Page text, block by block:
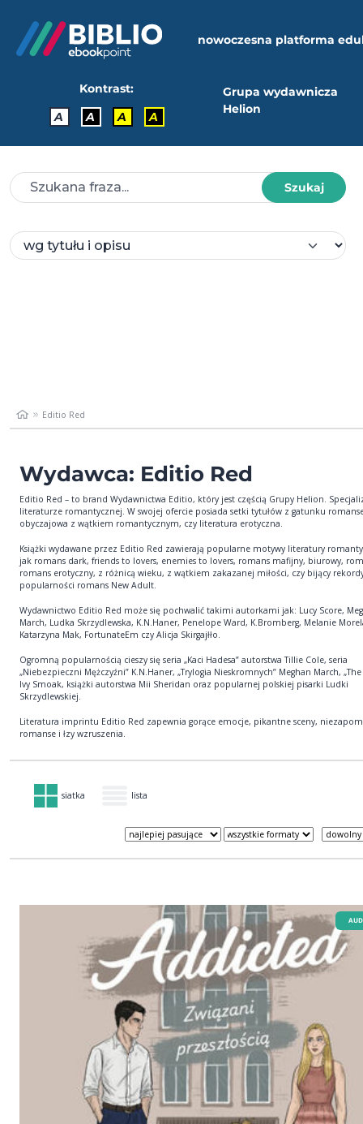
nowoczesna platforma
Kontrast:
A
A A A
Grupa wydawnicza
Helion
Szukaj
Editio Red
Wydawca: Editio Red
Editio Red – to brand Wydawnictwa Editio, który jest częścią Grupy Helion.
literaturze romantycznej. W swojej ofercie posiada setki tytułów z gatunku
obyczajowa z wątkiem romantycznym, czy literatura erotyczna.
Książki wydawane przez Editio Red zawierają popularne motywy literatury
jak romans dark, friends to lovers, enemies to lovers, romans mafijny, biurowy,
romans erotyczny, z różnicą wieku, z wątkiem zakazanej miłości, czy bijący
popularności romans New Adult.
Wydawnictwo Editio Red może się pochwalić takimi autorkami jak: Lucy Score,
March, Ludka Skrzydlewska, K.N.Haner, Penelope Ward, K.Bromberg, Melanie
Katarzyna Mak, FortunateEm czy Alicja Skirgajłło.
Ogromną popularnością cieszy się seria „Kaci Hadesa” autorstwa Tillie Cole, seria
„Niebezpieczni Mężczyźni” K.N.Haner, „Trylogia Nieskromnych” Meghan March,
Ivy Smoak, książki autorstwa Mii Sheridan oraz popularnej polskiej pisarki Ludki
Skrzydlewskiej.
Literatura imprintu Editio Red zapewnia gorące emocje, pikantne sceny,
romanse i łzy wzruszenia.
siatka lista